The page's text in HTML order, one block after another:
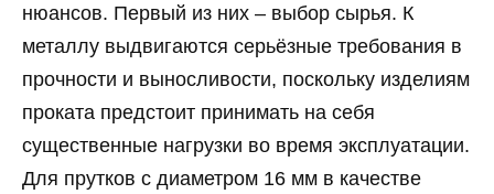
нюансов. Первый из них – выбор сырья. К
металлу выдвигаются серьёзные требования в
прочности и выносливости, поскольку изделиям
проката предстоит принимать на себя
существенные нагрузки во время эксплуатации.
Для прутков с диаметром 16 мм в качестве